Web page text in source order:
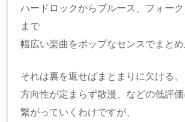
ハードロックからブルース、フォー
まで
幅広い楽曲をポップなセンスでまとめ
それは裏を返せばまとまりに欠ける、
方向性が定まらず散漫、などの低評
繋がっていくわけですが、